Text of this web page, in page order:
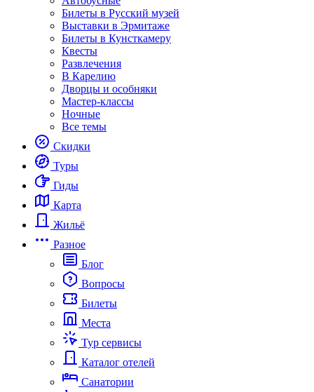
Билеты в Русский музей
Выставки в Эрмитаже
Билеты в Кунсткамеру
Квесты
Развлечения
В Карелию
Дворцы и особняки
Мастер-классы
Ночные
Все темы
Скидки
Туры
Гиды
Карта
Жильё
Разное
Блог
Вопросы
Билеты
Места
Тур сервисы
Каталог отелей
Санатории